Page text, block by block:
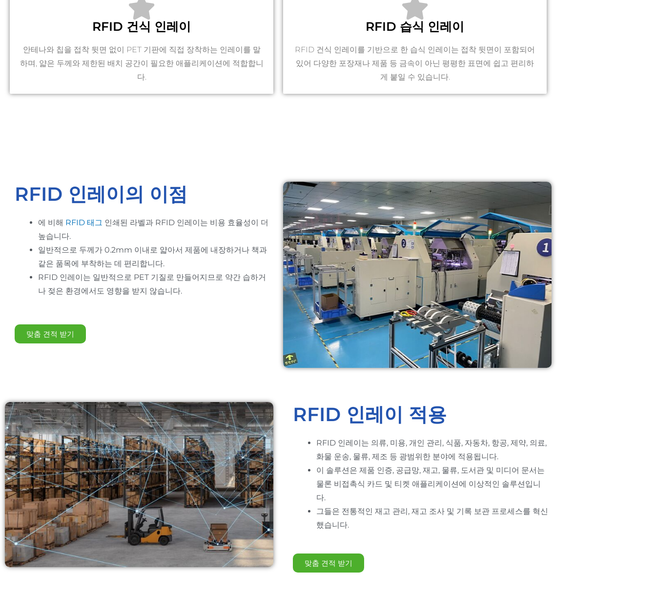
RFID 건식 인레이
안테나와 칩을 접착 뒷면 없이 PET 기판에 직접 장착하는 인레이를 말
하며, 얇은 두께와 제한된 배치 공간이 필요한 애플리케이션에 적합합니
다.
RFID 습식 인레이
RFID 건식 인레이를 기반으로 한 습식 인레이는 접착 뒷면이 포함되어
있어 다양한 포장재나 제품 등 금속이 아닌 평평한 표면에 쉽고 편리하
게 붙일 수 있습니다.
RFID 인레이의 이점
에 비해 RFID 태그 인쇄된 라벨과 RFID 인레이는 비용 효율성이 더
높습니다.
일반적으로 두께가 0.2mm 이내로 얇아서 제품에 내장하거나 책과
같은 품목에 부착하는 데 편리합니다.
RFID 인레이는 일반적으로 PET 기질로 만들어지므로 약간 습하거
나 젖은 환경에서도 영향을 받지 않습니다.
맞춤 견적 받기
RFID 인레이 적용
RFID 인레이는 의류, 미용, 개인 관리, 식품, 자동차, 항공, 제약, 의료,
화물 운송, 물류, 제조 등 광범위한 분야에 적용됩니다.
이 솔루션은 제품 인증, 공급망, 재고, 물류, 도서관 및 미디어 문서는
물론 비접촉식 카드 및 티켓 애플리케이션에 이상적인 솔루션입니
다.
그들은 전통적인 재고 관리, 재고 조사 및 기록 보관 프로세스를 혁신
했습니다.
맞춤 견적 받기